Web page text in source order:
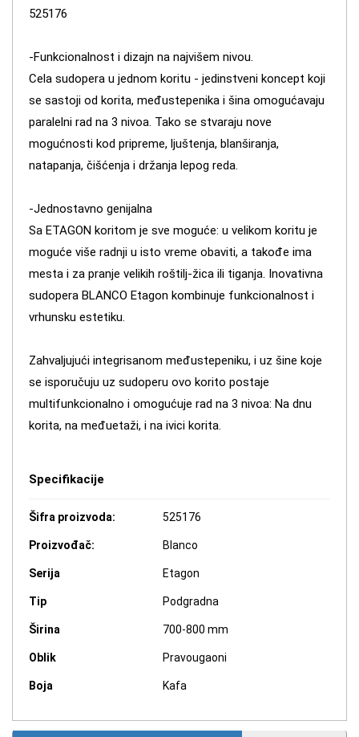
525176
-Funkcionalnost i dizajn na najvišem nivou.
Cela sudopera u jednom koritu - jedinstveni koncept koji
se sastoji od korita, međustepenika i šina omogućavaju
paralelni rad na 3 nivoa. Tako se stvaraju nove
mogućnosti kod pripreme, ljuštenja, blanširanja,
natapanja, čišćenja i držanja lepog reda.
-Jednostavno genijalna
Sa ETAGON koritom je sve moguće: u velikom koritu je
moguće više radnji u isto vreme obaviti, a takođe ima
mesta i za pranje velikih roštilj-žica ili tiganja. Inovativna
sudopera BLANCO Etagon kombinuje funkcionalnost i
vrhunsku estetiku.
Zahvaljujući integrisanom međustepeniku, i uz šine koje
se isporučuju uz sudoperu ovo korito postaje
multifunkcionalno i omogućuje rad na 3 nivoa: Na dnu
korita, na međuetaži, i na ivici korita.
Specifikacije
Šifra proizvoda: 525176
Proizvođač: Blanco
Serija Etagon
Tip Podgradna
Širina 700-800 mm
Oblik Pravougaoni
Boja Kafa